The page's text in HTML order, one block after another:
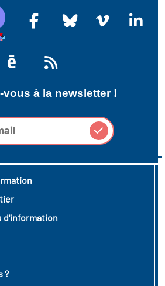
vous à la newsletter !
d'information
?